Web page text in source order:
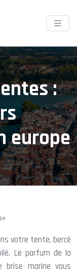
:
europe
votre tente, bercé
Le parfum de la
brise marine vous